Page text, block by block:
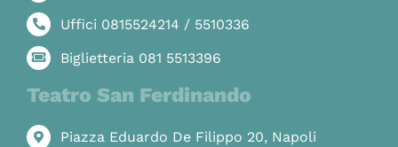
Uffici 0815524214 / 5510336
Biglietteria 081 5513396
Teatro San Ferdinando
Piazza Eduardo De Filippo 20, Napoli